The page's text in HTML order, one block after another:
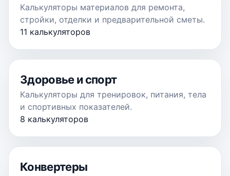
Калькуляторы материалов для ремонта,
стройки, отделки и предварительной сметы.
11 калькуляторов
Здоровье и спорт
Калькуляторы для тренировок, питания, тела
и спортивных показателей.
8 калькуляторов
Конвертеры